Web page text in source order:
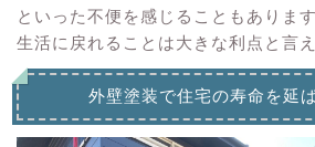
といった不便を感じることもありま
生活に戻れることは大きな利点と言
外壁塗装で住宅の寿命を延